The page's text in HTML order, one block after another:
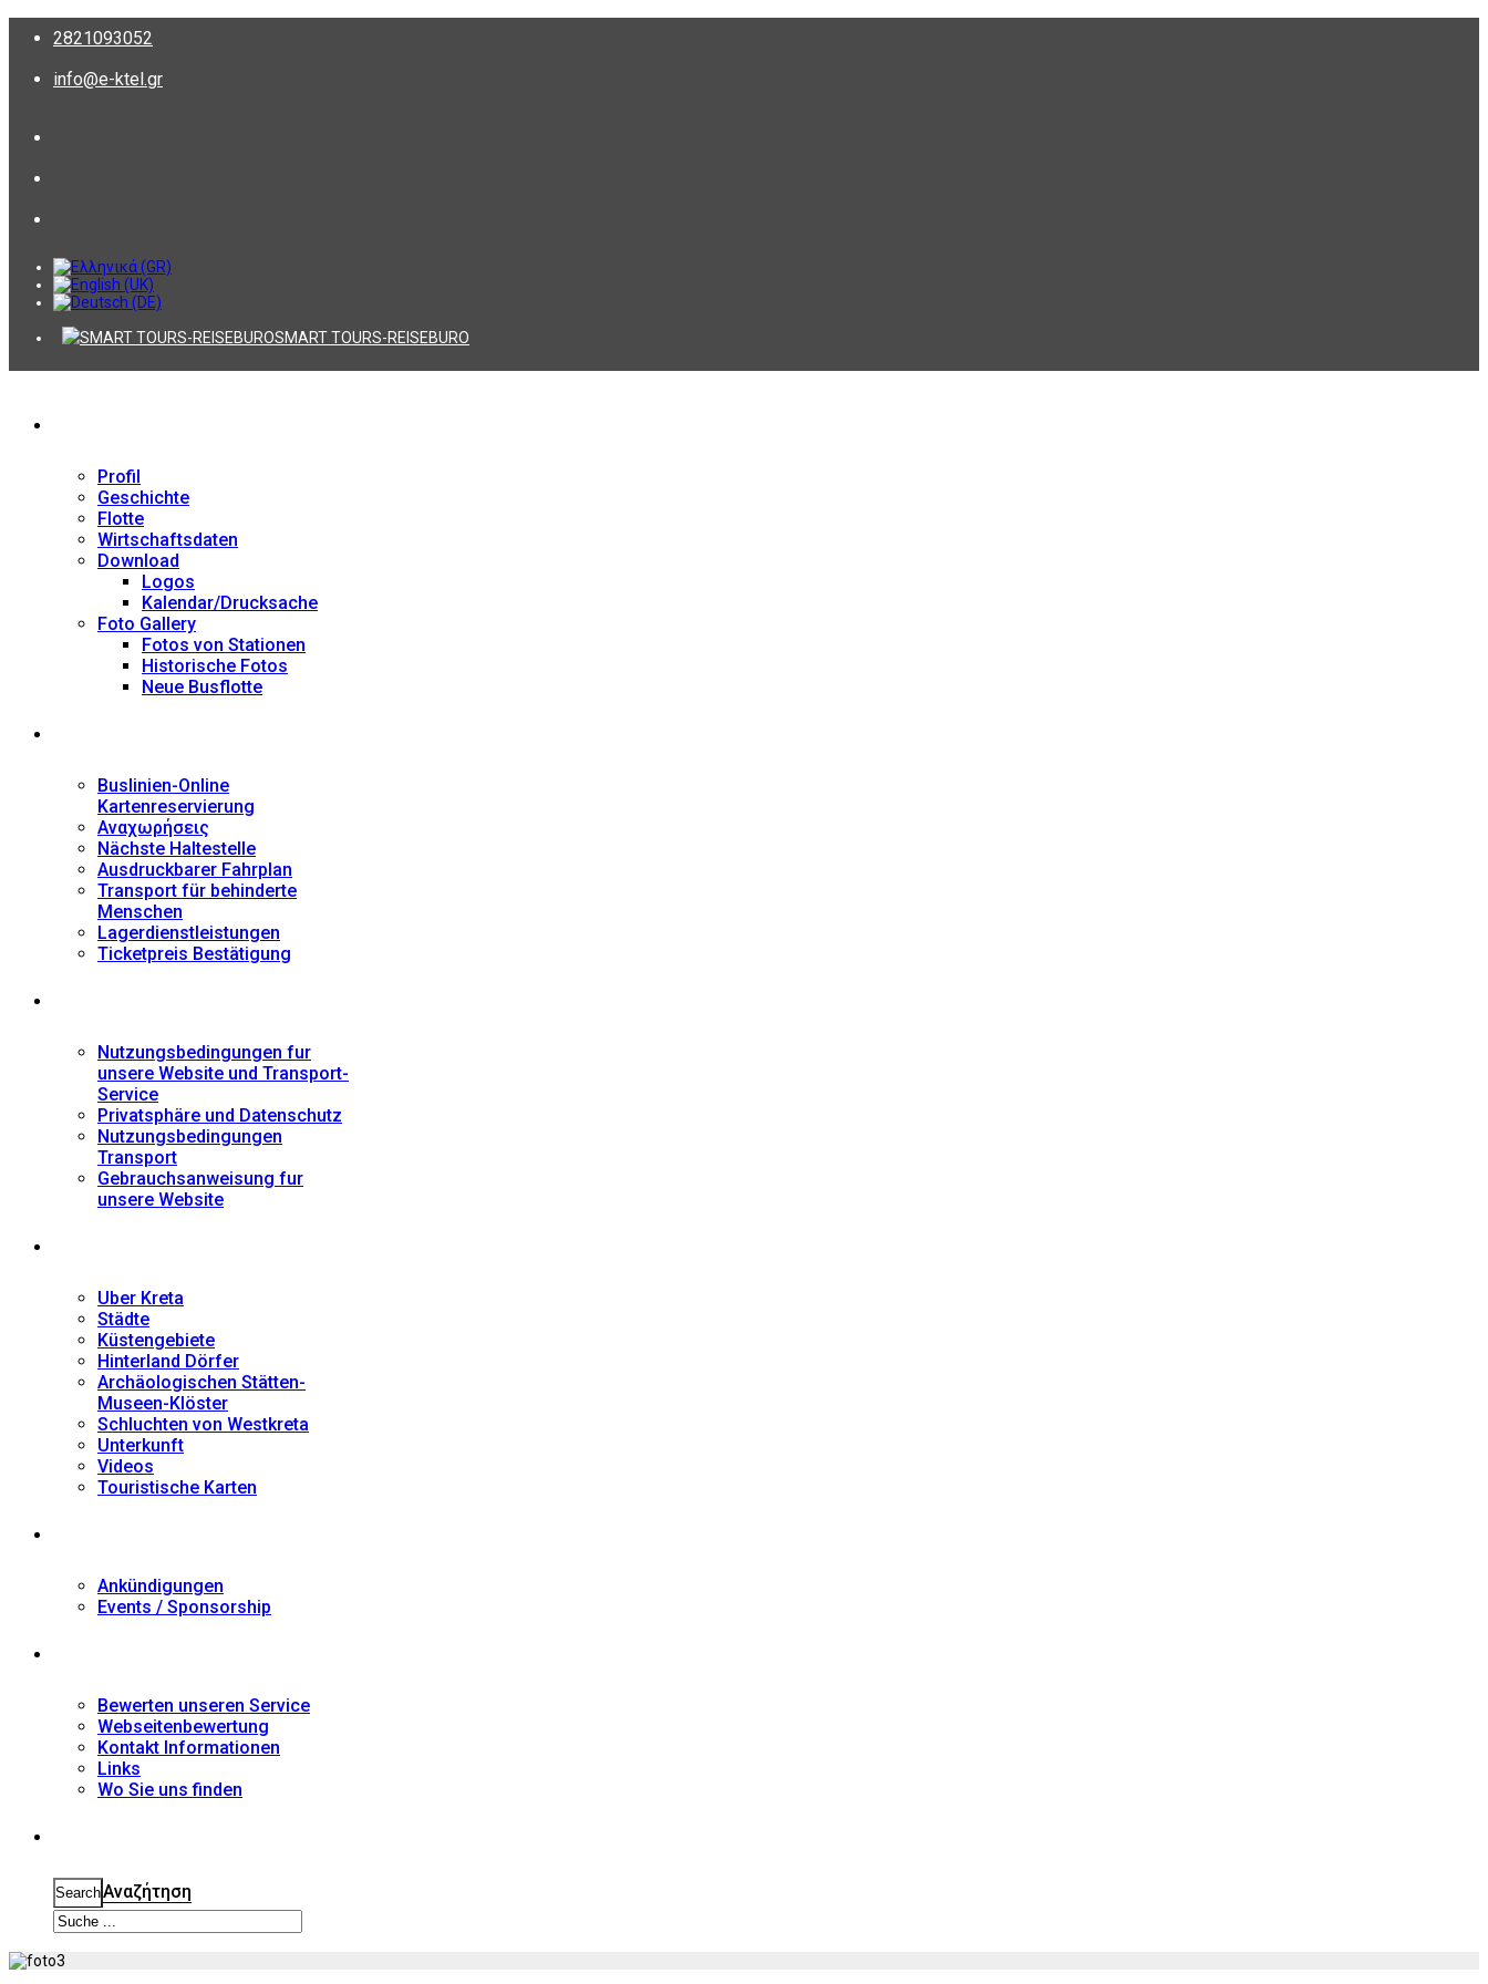
2821093052
info@e-ktel.gr
SMART TOURS-REISEBURO
Profil
Geschichte
Flotte
Wirtschaftsdaten
Download
Logos
Kalendar/Drucksache
Foto Gallery
Fotos von Stationen
Historische Fotos
Neue Busflotte
Buslinien-Online
Kartenreservierung
Αναχωρήσεις
Nächste Haltestelle
Αusdruckbarer Fahrplan
Transport für behinderte
Menschen
Lagerdienstleistungen
Ticketpreis Bestätigung
Nutzungsbedingungen fur
unsere Website und Transport-
Service
Privatsphäre und Datenschutz
Nutzungsbedingungen
Transport
Gebrauchsanweisung fur
unsere Website
Uber Kreta
Städte
Küstengebiete
Hinterland Dörfer
Archäologischen Stätten-
Museen-Klöster
Schluchten von Westkreta
Unterkunft
Videos
Touristische Karten
Ankündigungen
Events / Sponsorship
Bewerten unseren Service
Webseitenbewertung
Kontakt Informationen
Links
Wo Sie uns finden
SearchΑναζήτηση